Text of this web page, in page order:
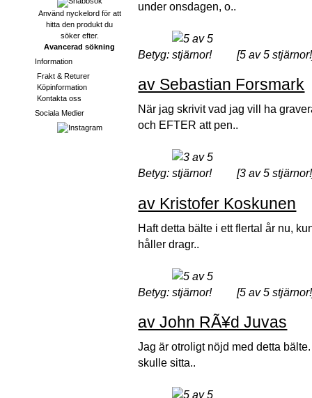
under onsdagen, o..
Betyg: [5 av 5
av Sebastian Forsmark
När jag skrivit vad jag vill ha
och EFTER att pen..
Betyg: [3 av 5
av Kristofer Koskunen
Haft detta bälte i ett flertal år nu,
håller dragr..
Betyg: [5 av 5
av John RÃ¥d Juvas
Jag är otroligt nöjd med detta
skulle sitta..
Använd nyckelord för att
hitta den produkt du
söker efter.
Avancerad sökning
Information
Frakt & Returer
Köpinformation
Kontakta oss
Sociala Medier